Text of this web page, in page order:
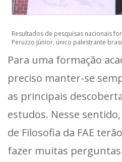
Resultados de pesquisas nacionais
Peruzzo Júnior, único palestrante
Para uma formação
preciso manter-se
as principais
estudos. Nesse
de Filosofia da FAE
fazer muitas